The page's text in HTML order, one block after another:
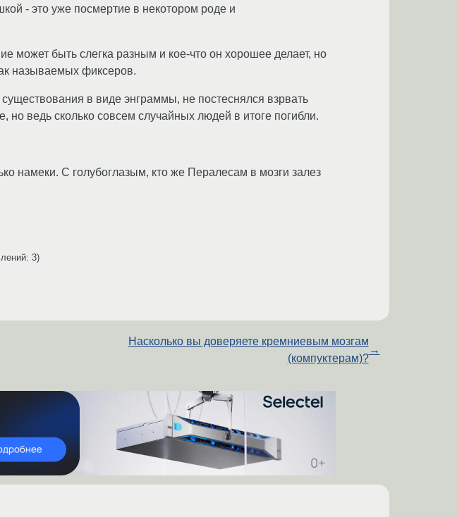
- это уже посмертие в некотором роде и
может быть слегка разным и кое-что он хорошее делает, но
называемых фиксеров.
в виде энграммы, не постеснялся взpвaть
но ведь сколько совсем случайных людей в итоге погибли.
намеки. С голубоглазым, кто же Пералесам в мозги залез
3)
Насколько вы доверяете кремниевым мозгам
(компуктерам)?
→